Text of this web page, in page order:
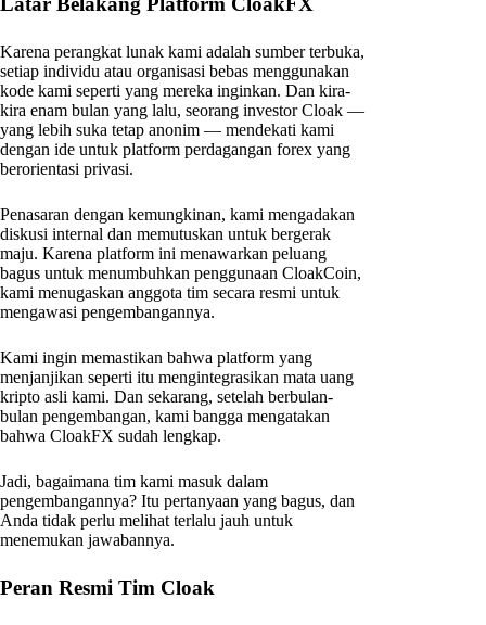
Karena perangkat lunak kami adalah sumber terbuka,
setiap individu atau organisasi bebas menggunakan
kode kami seperti yang mereka inginkan. Dan kira-
kira enam bulan yang lalu, seorang investor Cloak —
yang lebih suka tetap anonim — mendekati kami
dengan ide untuk platform perdagangan forex yang
berorientasi privasi.
Penasaran dengan kemungkinan, kami mengadakan
diskusi internal dan memutuskan untuk bergerak
maju. Karena platform ini menawarkan peluang
bagus untuk menumbuhkan penggunaan CloakCoin,
kami menugaskan anggota tim secara resmi untuk
mengawasi pengembangannya.
Kami ingin memastikan bahwa platform yang
menjanjikan seperti itu mengintegrasikan mata uang
kripto asli kami. Dan sekarang, setelah berbulan-
bulan pengembangan, kami bangga mengatakan
bahwa CloakFX sudah lengkap.
Jadi, bagaimana tim kami masuk dalam
pengembangannya? Itu pertanyaan yang bagus, dan
Anda tidak perlu melihat terlalu jauh untuk
menemukan jawabannya.
Peran Resmi Tim Cloak